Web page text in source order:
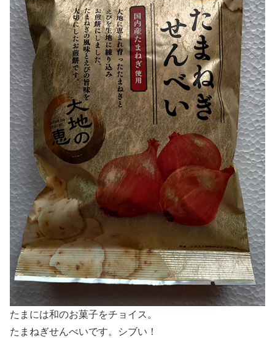
たまには和のお菓子をチョイス。
たまねぎせんべいです。シブい！